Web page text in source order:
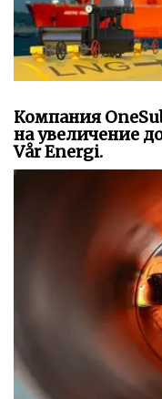
Компания
на увеличение
Vår Energi.